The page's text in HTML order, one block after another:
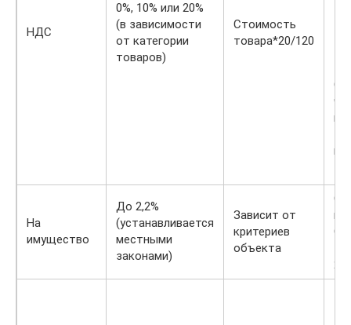
НДС
0%, 10% или 20%
(в зависимости
от категории
товаров)
Стоимость
товара*20/120
На
имущество
До 2,2%
(устанавливается
местными
законами)
Зависит от
критериев
объекта